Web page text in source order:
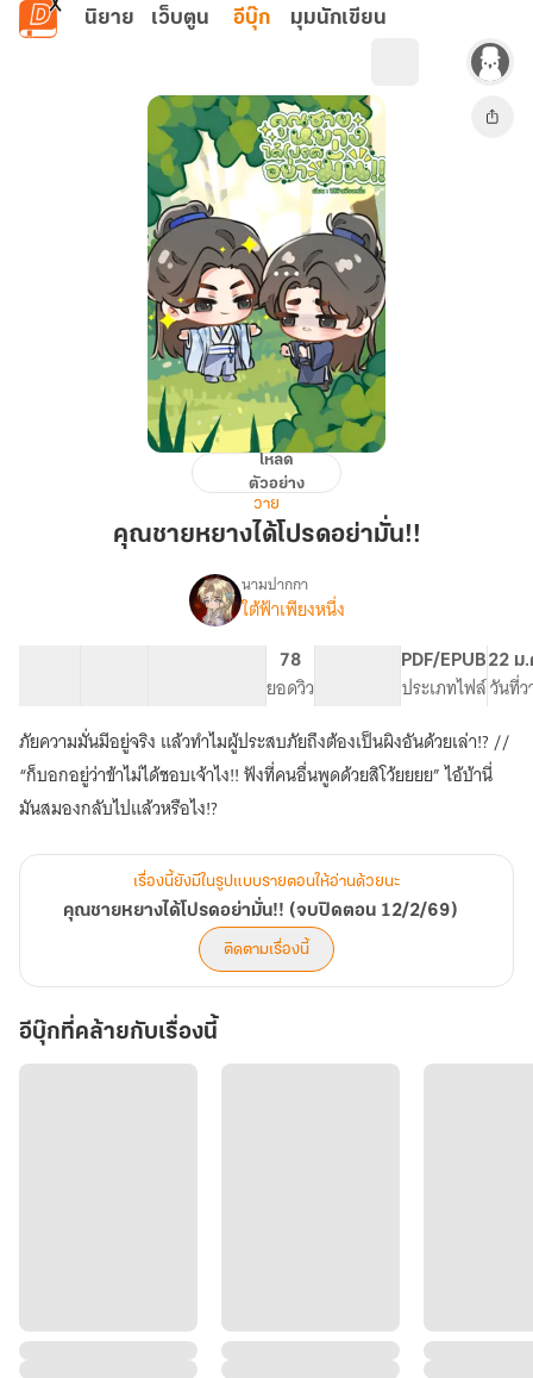
ข้ามไปยังเนื้อหาหลัก
นิยาย เว็บตูน อีบุ๊ก มุมนักเขียน
คุณชาย
ได้
โหลด
ตัวอย่าง
วาย
คุณชายหยางได้โปรดอย่ามั่น!!
เรื่อง
หยาง
ได้
โปรด
อย่า
มั่น!!
(จบ
นามปากกา
ใต้ฟ้าเพียงหนึ่ง
78
ยอดวิว
PDF/EPUB
ประเภทไฟล์
22 ม
วันที่ว
ภัยความมั่นมีอยู่จริง แล้วทำไมผู้ประสบภัยถึงต้องเป็นผิงอันด้วยเล่า!? //
“ก็บอกอยู่ว่าข้าไม่ได้ชอบเจ้าไง!! ฟังที่คนอื่นพูดด้วยสิโว้ยยยย” ไอ้บ้านี่
มันสมองกลับไปแล้วหรือไง!?
เรื่องนี้ยังมีในรูปแบบรายตอนให้อ่านด้วยนะ
คุณชายหยางได้โปรดอย่ามั่น!! (จบปิดตอน 12/2/69)
ติดตามเรื่องนี้
อีบุ๊กที่คล้ายกับเรื่องนี้